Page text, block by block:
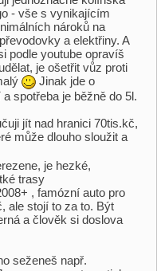
- vše s vynikajícím
nároků na
a elektřiny. A
podle youtube opravíš
je ošetřit vůz proti
Jinak jde o
spotřeba je běžně do 5l.
jít nad hranici 70tis.kč,
může dlouho sloužit a
je hezké,
trasy
, famózní auto pro
ale stojí to za to. Být
a člověk si doslova
seženeš např.